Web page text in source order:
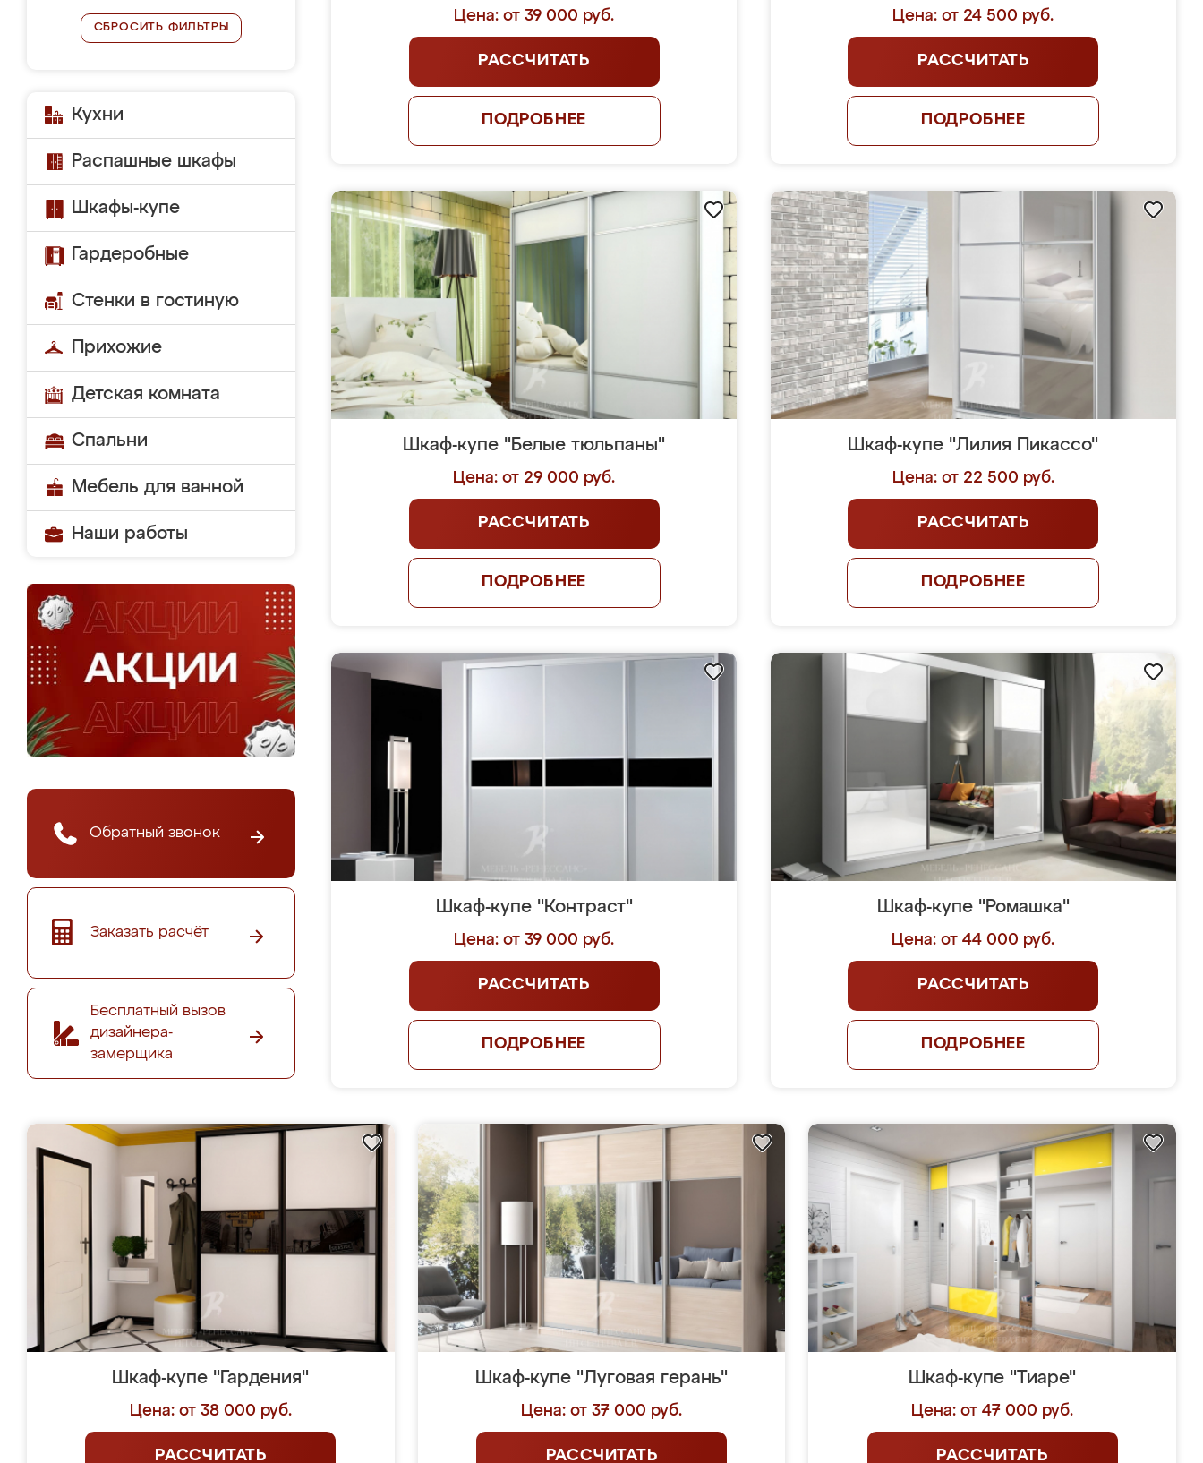
СБРОСИТЬ ФИЛЬТРЫ
Кухни
Распашные шкафы
Шкафы-купе
Гардеробные
Стенки в гостиную
Прихожие
Детская комната
Спальни
Мебель для ванной
Наши работы
Обратный звонок
Заказать расчёт
Бесплатный вызов
дизайнера-
замерщика
Цена: от 39 000 руб.
РАССЧИТАТЬ
ПОДРОБНЕЕ
Цена: от 24 500 руб.
РАССЧИТАТЬ
ПОДРОБНЕЕ
Шкаф-купе "Белые тюльпаны"
Цена: от 29 000 руб.
РАССЧИТАТЬ
ПОДРОБНЕЕ
Шкаф-купе "Лилия Пикассо"
Цена: от 22 500 руб.
РАССЧИТАТЬ
ПОДРОБНЕЕ
Шкаф-купе "Контраст"
Цена: от 39 000 руб.
РАССЧИТАТЬ
ПОДРОБНЕЕ
Шкаф-купе "Ромашка"
Цена: от 44 000 руб.
РАССЧИТАТЬ
ПОДРОБНЕЕ
Шкаф-купе "Гардения"
Цена: от 38 000 руб.
РАССЧИТАТЬ
Шкаф-купе "Луговая герань"
Цена: от 37 000 руб.
РАССЧИТАТЬ
Шкаф-купе "Тиаре"
Цена: от 47 000 руб.
РАССЧИТАТЬ